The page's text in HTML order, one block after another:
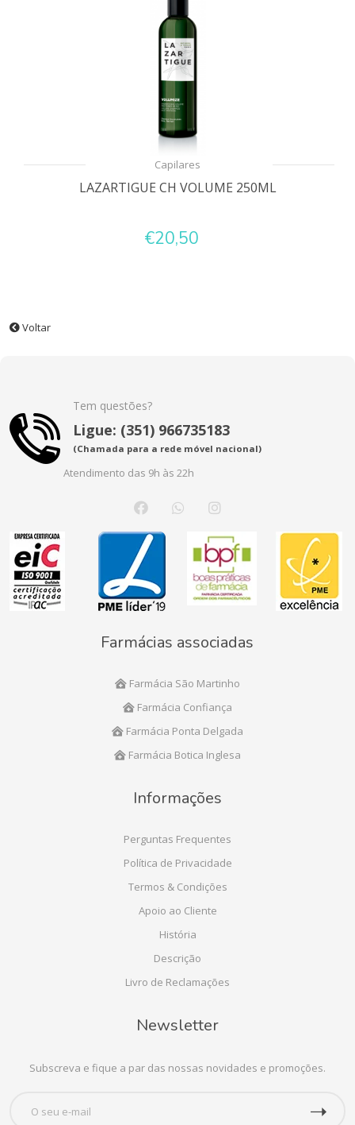
Capilares
LAZARTIGUE CH VOLUME 250ML
€20,50
Voltar
Tem questões?
Ligue: (351) 966735183
(Chamada para a rede móvel nacional)
Atendimento das 9h às 22h
Farmácias associadas
Farmácia São Martinho
Farmácia Confiança
Farmácia Ponta Delgada
Farmácia Botica Inglesa
Informações
Perguntas Frequentes
Política de Privacidade
Termos & Condições
Apoio ao Cliente
História
Descrição
Livro de Reclamações
Newsletter
Subscreva e fique a par das nossas novidades e promoções.